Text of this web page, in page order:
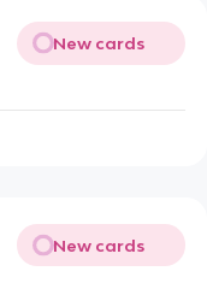
New cards
New cards